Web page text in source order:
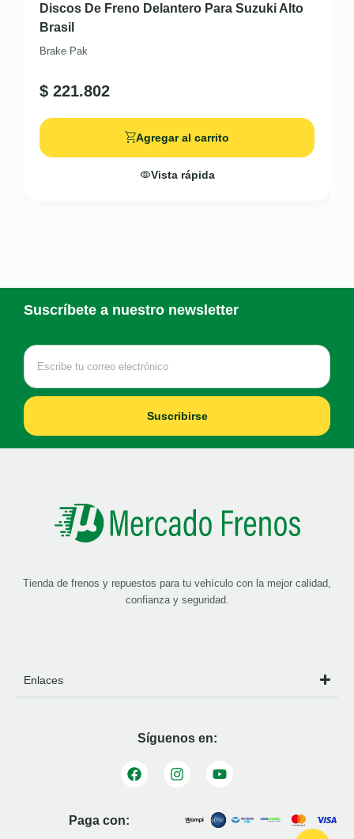
Discos De Freno Delantero Para Suzuki Alto
Brasil
Brake Pak
$ 221.802
Agregar al carrito
Vista rápida
Suscríbete a nuestro newsletter
Suscribirse
Tienda de frenos y repuestos para tu vehículo con la mejor calidad,
confianza y seguridad.
Enlaces
Síguenos en:
Paga con: